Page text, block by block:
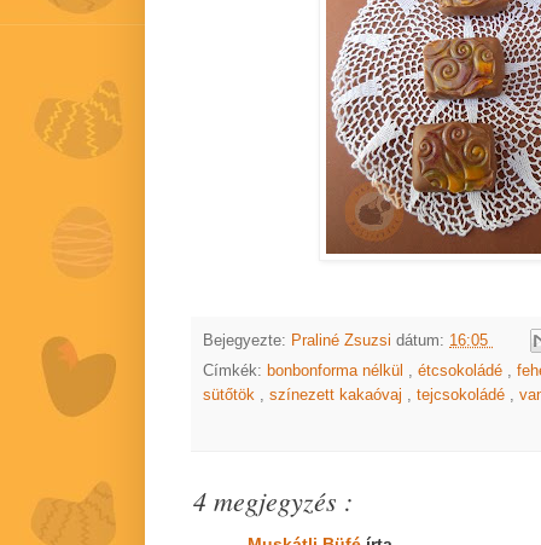
Bejegyezte: Praliné Zsuzsi dátum: 16:05
Címkék: bonbonforma nélkül , étcsokoládé ,
sütőtök , színezett kakaóvaj , tejcsokoládé ,
4 megjegyzés :